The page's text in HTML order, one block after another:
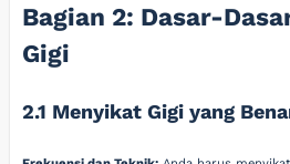
Bagian 2: Dasar-
Gigi
2.1 Menyikat Gigi yang